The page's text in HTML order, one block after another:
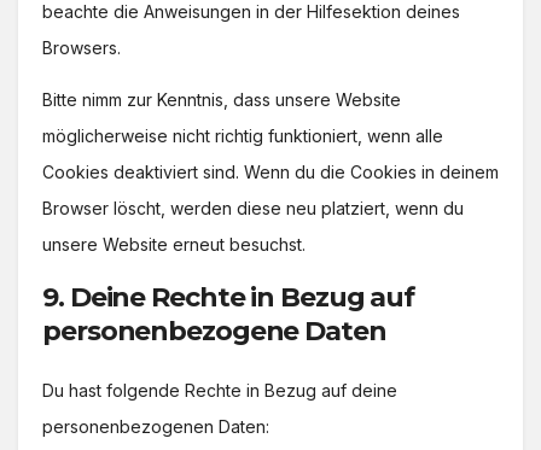
beachte die Anweisungen in der Hilfesektion deines
Browsers.
Bitte nimm zur Kenntnis, dass unsere Website
möglicherweise nicht richtig funktioniert, wenn alle
Cookies deaktiviert sind. Wenn du die Cookies in deinem
Browser löscht, werden diese neu platziert, wenn du
unsere Website erneut besuchst.
9. Deine Rechte in Bezug auf
personenbezogene Daten
Du hast folgende Rechte in Bezug auf deine
personenbezogenen Daten: